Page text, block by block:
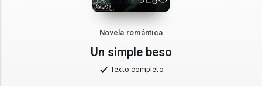
Novela romántica
Un simple beso
Texto completo